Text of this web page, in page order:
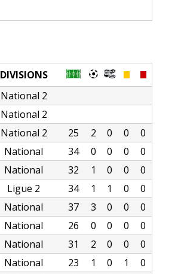
DIVISIONS
National 2
National 2
National 2 25 2 0 0
0
National 34 0 0 0
0
National 32 1 0 0
0
Ligue 2 34 1 1 0
0
National 37 3 0 0
0
National 26 0 0 0
0
National 31 2 0 0
0
National 23 1 0 1
0